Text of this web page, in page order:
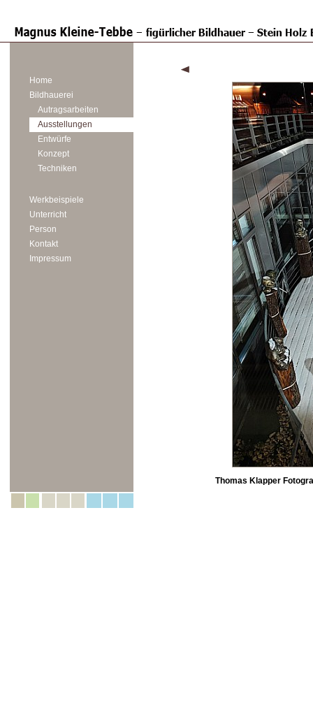
Home
Bildhauerei
Autragsarbeiten
Ausstellungen
Entwürfe
Konzept
Techniken
Werkbeispiele
Unterricht
Person
Kontakt
Impressum
Thomas Klapper